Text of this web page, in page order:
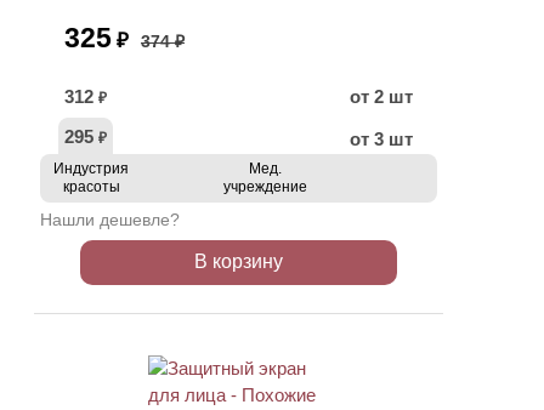
325 ₽ 374 ₽
312 ₽
от 2 шт
295 ₽ от 3 шт
Индустрия
красоты
Мед.
учреждение
Нашли дешевле?
В корзину